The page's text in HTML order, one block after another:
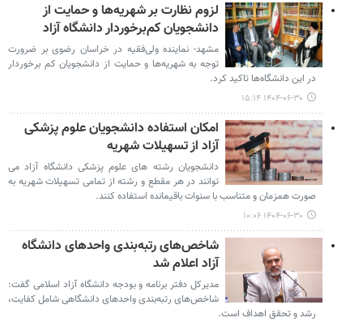
لزوم نظارت بر شهریه‌ها و حمایت از
دانشجویان کم‌برخوردار دانشگاه آزاد
مشهد- نماینده ولی‌فقیه در خراسان رضوی بر ضرورت
توجه به شهریه‌ها و حمایت از دانشجویان کم برخوردار
در این دانشگاه‌ها تاکید کرد.
۱۴۰۴-۰۶-۳۰ ۱۵:۱۴
امکان استفاده دانشجویان علوم پزشکی
آزاد از تسهیلات شهریه
دانشجویان رشته های علوم پزشکی دانشگاه آزاد می
توانند در هر مقطع و رشته از تمامی تسهیلات شهریه به
صورت همزمان و متناسب با سنوات باقیمانده استفاده کنند.
۱۴۰۴-۰۶-۳۰ ۱۰:۰۶
شاخص‌های رتبه‌بندی واحدهای دانشگاه
آزاد اعلام شد
مدیرکل دفتر برنامه و بودجه دانشگاه آزاد اسلامی گفت:
شاخص‌های رتبه‌بندی واحدهای دانشگاهی شامل کفایت،
رشد و تحقق اهداف است.